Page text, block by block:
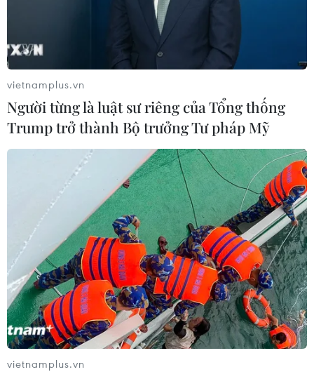
vietnamplus.vn
Người từng là luật sư riêng của Tổng thống
Trump trở thành Bộ trưởng Tư pháp Mỹ
vietnamplus.vn